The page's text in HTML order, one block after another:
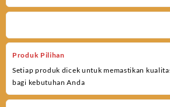
Produk Pilihan
Setiap produk dicek untuk memastikan
bagi kebutuhan Anda